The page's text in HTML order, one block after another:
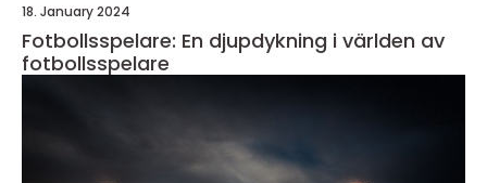
18. January 2024
Fotbollsspelare: En djupdykning i världen av
fotbollsspelare